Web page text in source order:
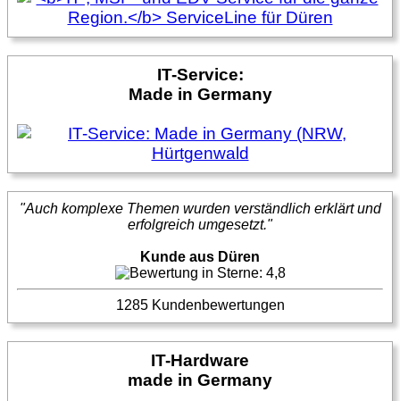
IT-Service:
Made in Germany
"Auch komplexe Themen wurden verständlich erklärt und
erfolgreich umgesetzt."
Kunde aus Düren
1285 Kundenbewertungen
IT-Hardware
made in Germany